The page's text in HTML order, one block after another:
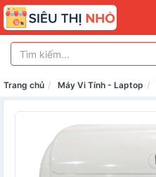
Trang chủ Máy Vi Tính - Laptop